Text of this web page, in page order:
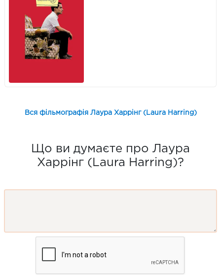
Вся фільмографія Лаура Харрінг (Laura Harring)
Що ви думаєте про Лаура
Харрінг (Laura Harring)?